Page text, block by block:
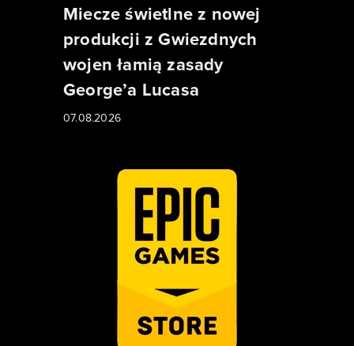
Miecze świetlne z nowej
produkcji z Gwiezdnych
wojen łamią zasady
George’a Lucasa
07.08.2026